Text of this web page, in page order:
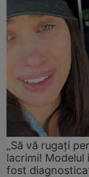
„Să vă rugați
lacrimi! Modelul
fost